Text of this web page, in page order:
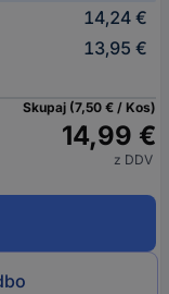
14,24 €
13,95 €
Skupaj (7,50 € / Kos)
14,99 €
z DDV